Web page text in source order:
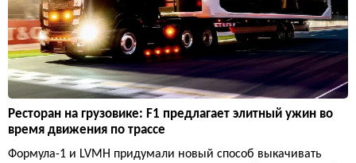
Ресторан на грузовике: F1 предлагает элитный ужин во
время движения по трассе
Формула-1 и LVMH придумали новый способ выкачивать